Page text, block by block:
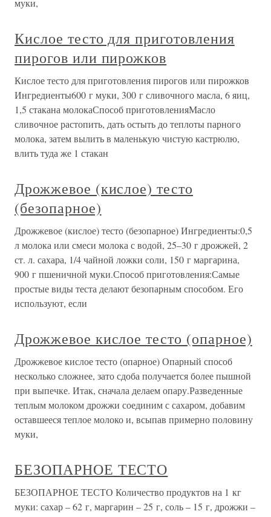
муки,
Кислое тесто для приготовления
пирогов или пирожков
Кислое тесто для приготовления пирогов или пирожков
Ингредиенты600 г муки, 300 г сливочного масла, 6 яиц,
1,5 стакана молокаСпособ приготовленияМасло
сливочное растопить, дать остыть до теплоты парного
молока, затем вылить в маленькую чистую кастрюлю,
влить туда же 1 стакан
Дрожжевое (кислое) тесто
(безопарное)
Дрожжевое (кислое) тесто (безопарное) Ингредиенты:0,5
л молока или смеси молока с водой, 25–30 г дрожжей, 2
ст. л. сахара, 1/4 чайной ложки соли, 150 г маргарина,
900 г пшеничной муки.Способ приготовления:Самые
простые виды теста делают безопарным способом. Его
используют, если
Дрожжевое кислое тесто (опарное)
Дрожжевое кислое тесто (опарное) Опарный способ
несколько сложнее, зато сдоба получается более пышной
при выпечке. Итак, сначала делаем опару.Разведенные
теплым молоком дрожжи соединим с сахаром, добавим
оставшееся теплое молоко и, всыпав примерно половину
муки,
БЕЗОПАРНОЕ ТЕСТО
БЕЗОПАРНОЕ ТЕСТО Количество продуктов на 1 кг
муки: сахар – 62 г, маргарин – 25 г, соль – 15 г, дрожжи –